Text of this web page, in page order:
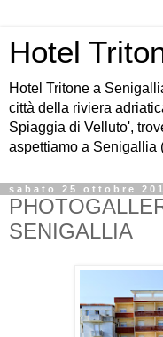
Hotel
Hotel Tritone a
città della riviera
Spiaggia di Velluto',
aspettiamo a Senigallia
sabato 25 ottobre
SENIGALLIA